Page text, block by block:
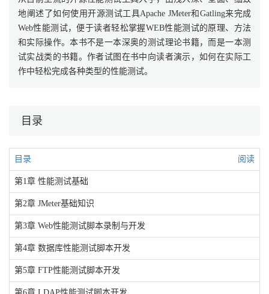
地阐述了如何使用开源测试工具Apache JMeter和Gatling来完成
Web性能测试，便于读者轻松掌握WEB性能测试的原理、方法
和实际操作。本书不是一本深奥的测试理论书籍，而是一本测
试实战类的书籍。作者试图在书中向读者演示，如何在实际工
作中轻松完成各种类型的性能测试。
目录
目录 阅读
第1章 性能测试基础
第2章 JMeter基础知识
第3章 Web性能测试脚本录制与开发
第4章 数据库性能测试脚本开发
第5章 FTP性能测试脚本开发